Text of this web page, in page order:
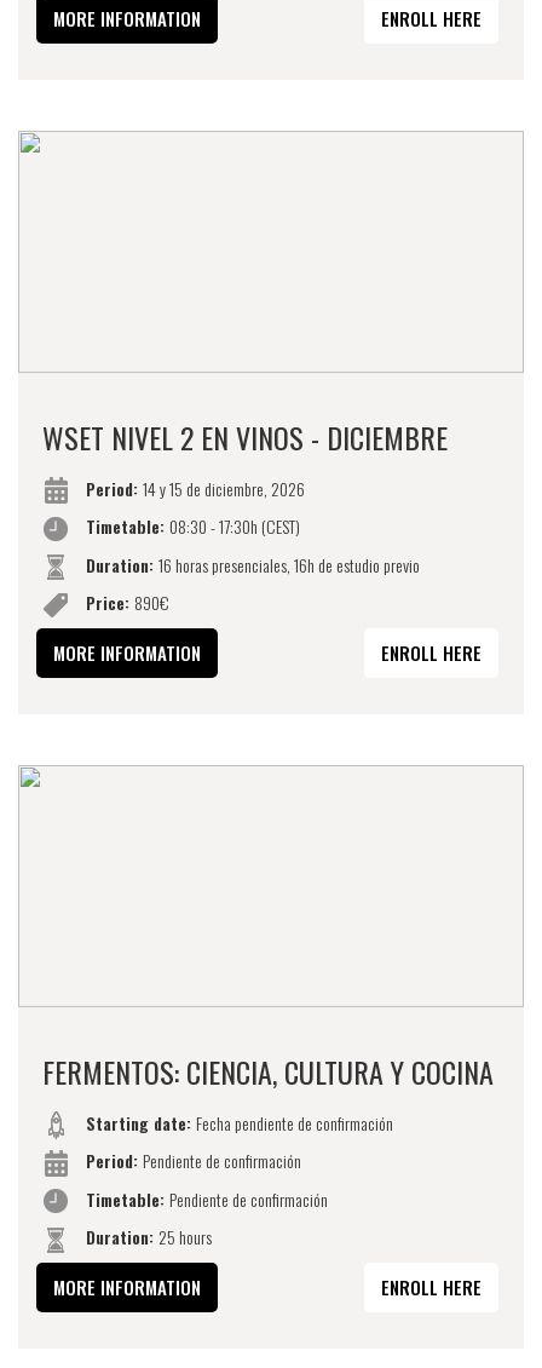
MORE INFORMATION ENROLL HERE
WSET NIVEL 2 EN VINOS - DICIEMBRE
Period: 14 y 15 de diciembre, 2026
Timetable: 08:30 - 17:30h (CEST)
Duration: 16 horas presenciales, 16h de estudio previo
Price: 890€
MORE INFORMATION ENROLL HERE
FERMENTOS: CIENCIA, CULTURA Y COCINA
Starting date: Fecha pendiente de confirmación
Period: Pendiente de confirmación
Timetable: Pendiente de confirmación
Duration: 25 hours
MORE INFORMATION ENROLL HERE